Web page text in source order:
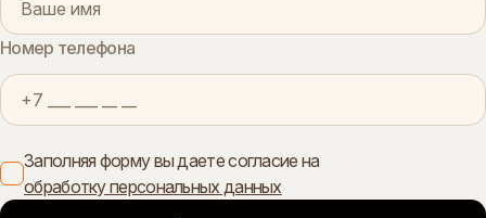
Номер телефона
Заполняя форму вы даете согласие на
обработку персональных данных